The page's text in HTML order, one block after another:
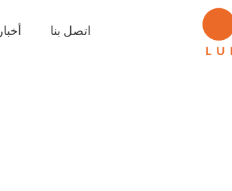
أخبار اتصل بنا